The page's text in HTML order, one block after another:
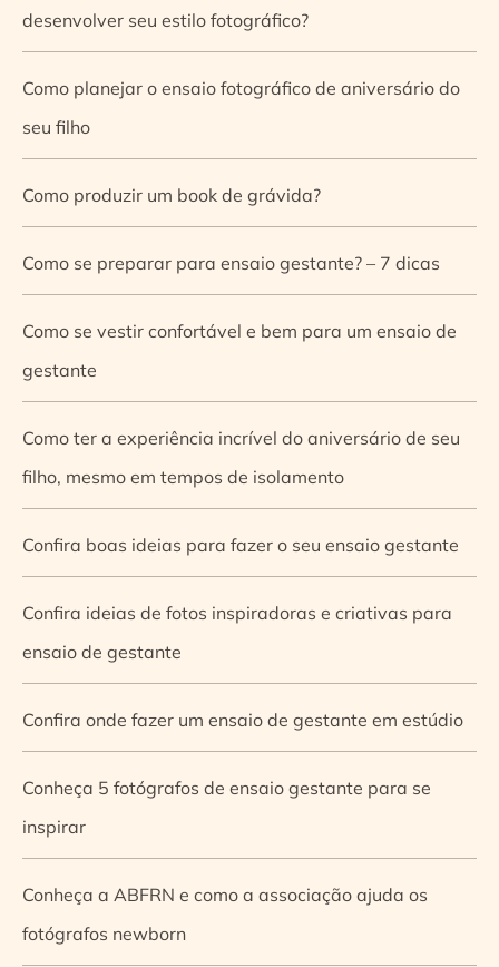
desenvolver seu estilo fotográfico?
Como planejar o ensaio fotográfico de aniversário do
seu filho
Como produzir um book de grávida?
Como se preparar para ensaio gestante? – 7 dicas
Como se vestir confortável e bem para um ensaio de
gestante
Como ter a experiência incrível do aniversário de seu
filho, mesmo em tempos de isolamento
Confira boas ideias para fazer o seu ensaio gestante
Confira ideias de fotos inspiradoras e criativas para
ensaio de gestante
Confira onde fazer um ensaio de gestante em estúdio
Conheça 5 fotógrafos de ensaio gestante para se
inspirar
Conheça a ABFRN e como a associação ajuda os
fotógrafos newborn